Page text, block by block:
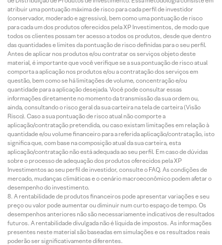
atribuir uma pontuação máxima de risco para cada perfil de investidor
(conservador, moderado e agressivo), bem como uma pontuação de risco
para cada um dos produtos oferecidos pela XP Investimentos, de modo que
todos os clientes possam ter acesso a todos os produtos, desde que dentro
das quantidades e limites da pontuação de risco definidas para o seu perfil.
Antes de aplicar nos produtos e/ou contratar os serviços objeto deste
material, é importante que você verifique se a sua pontuação de risco atual
comporta a aplicação nos produtos e/ou a contratação dos serviços em
questão, bem como se há limitações de volume, concentração e/ou
quantidade para a aplicação desejada. Você pode consultar essas
informações diretamente no momento da transmissão da sua ordem ou,
ainda, consultando o risco geral da sua carteira na tela de carteira (Visão
Risco). Caso a sua pontuação de risco atual não comporte a
aplicação/contratação pretendida, ou caso existam limitações em relação à
quantidade e/ou volume financeiro para a referida aplicação/contratação, isto
significa que, com base na composição atual da sua carteira, esta
aplicação/contratação não está adequada ao seu perfil. Em caso de dúvidas
sobre o processo de adequação dos produtos oferecidos pela XP
Investimentos ao seu perfil de investidor, consulte o FAQ. As condições de
mercado, mudanças climáticas e o cenário macroeconômico podem afetar o
desempenho do investimento.
A rentabilidade de produtos financeiros pode apresentar variações e seu
preço ou valor pode aumentar ou diminuir num curto espaço de tempo. Os
desempenhos anteriores não são necessariamente indicativos de resultados
futuros. A rentabilidade divulgada não é líquida de impostos. As informações
presentes neste material são baseadas em simulações e os resultados reais
poderão ser significativamente diferentes.